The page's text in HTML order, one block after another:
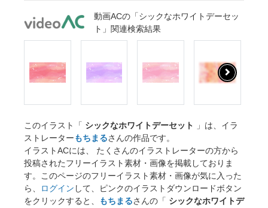
動画ACの「シックなホワイトデーセッ
ト」関連検索結果
このイラスト「 シックなホワイトデーセット
」は、イラ
ストレーターもちまるさんの作品です。
イラストACには、 たくさんのイラストレーターの方から
投稿されたフリーイラスト素材・画像を掲載しておりま
す。このページのフリーイラスト素材・画像が気に入った
ら、
ログイン して、ピンクのイラストダウンロードボタン
をクリックすると、
もちまるさんの「 シックなホワイトデ